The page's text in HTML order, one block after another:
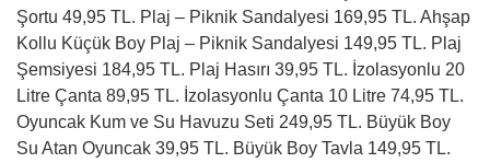
Şortu 49,95 TL. Plaj – Piknik Sandalyesi 169,95 TL. Ahşap
Kollu Küçük Boy Plaj – Piknik Sandalyesi 149,95 TL. Plaj
Şemsiyesi 184,95 TL. Plaj Hasırı 39,95 TL. İzolasyonlu 20
Litre Çanta 89,95 TL. İzolasyonlu Çanta 10 Litre 74,95 TL.
Oyuncak Kum ve Su Havuzu Seti 249,95 TL. Büyük Boy
Su Atan Oyuncak 39,95 TL. Büyük Boy Tavla 149,95 TL.